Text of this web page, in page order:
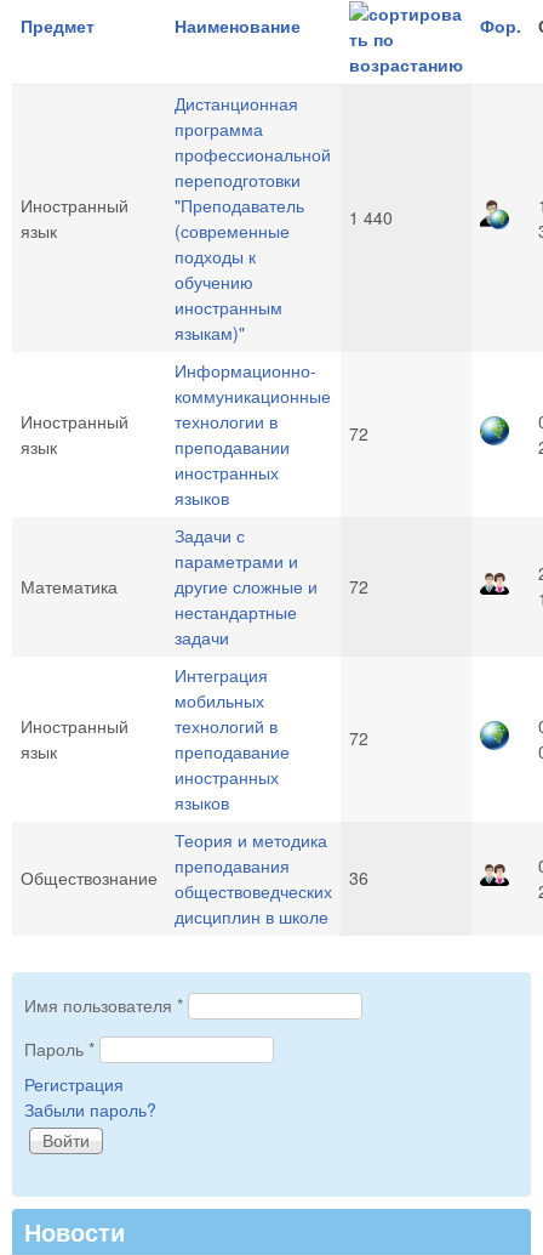
Предмет Наименование
Фор.
Иностранный
язык
Дистанционная
программа
профессиональной
переподготовки
"Преподаватель
(современные
подходы к
обучению
иностранным
языкам)"
1 440
Иностранный
язык
Информационно-
коммуникационные
технологии в
преподавании
иностранных
языков
72
Математика
Задачи с
параметрами и
другие сложные и
нестандартные
задачи
72
Иностранный
язык
Интеграция
мобильных
технологий в
преподавание
иностранных
языков
72
Обществознание
Теория и методика
преподавания
обществоведческих
дисциплин в школе
36
Имя пользователя *
Пароль *
Регистрация
Забыли пароль?
Новости